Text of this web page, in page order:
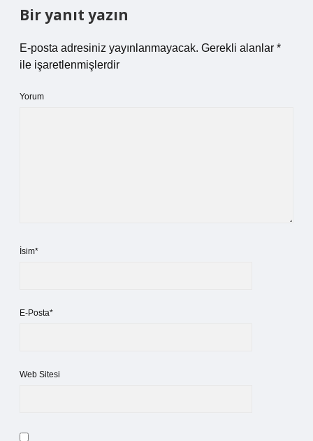
Bir yanıt yazın
E-posta adresiniz yayınlanmayacak. Gerekli alanlar *
ile işaretlenmişlerdir
Yorum
İsim*
E-Posta*
Web Sitesi